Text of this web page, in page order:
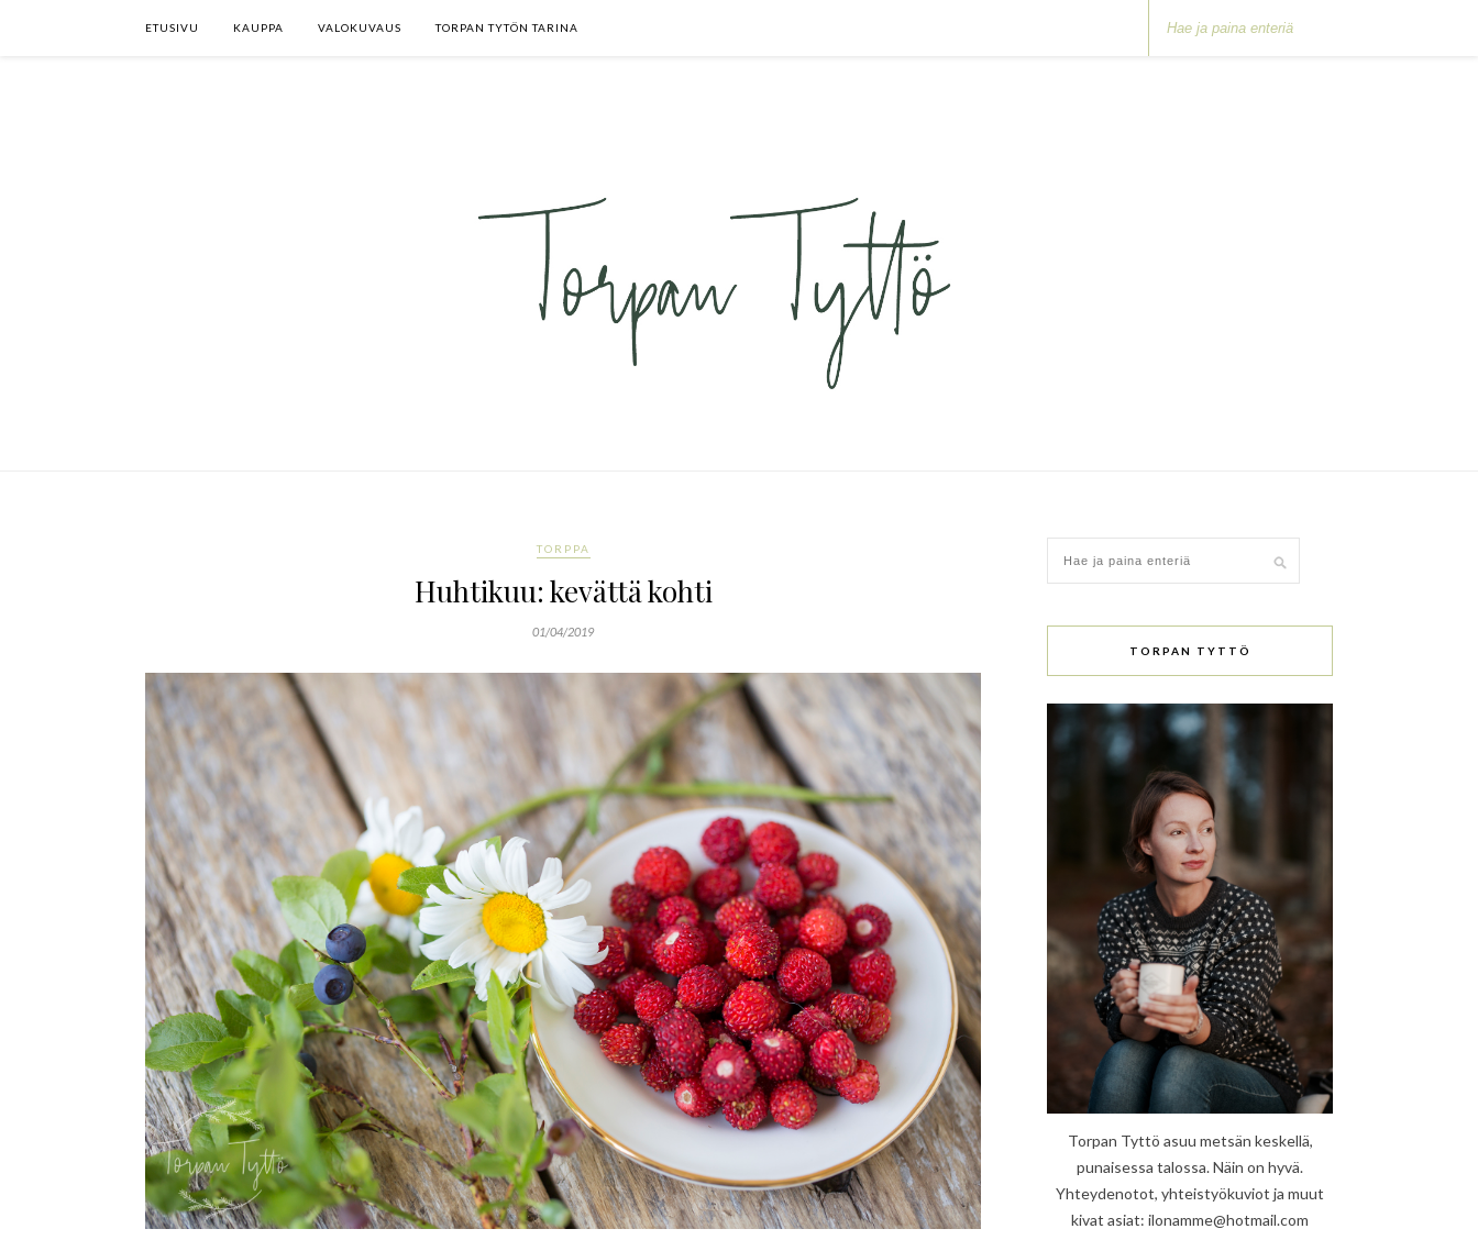
ETUSIVU KAUPPA VALOKUVAUS TORPAN TYTÖN TARINA
TORPPA
Huhtikuu: kevättä kohti
01/04/2019
TORPAN TYTTÖ
Torpan Tyttö asuu metsän keskellä,
punaisessa talossa. Näin on hyvä.
Yhteydenotot, yhteistyökuviot ja muut
kivat asiat: ilonamme@hotmail.com